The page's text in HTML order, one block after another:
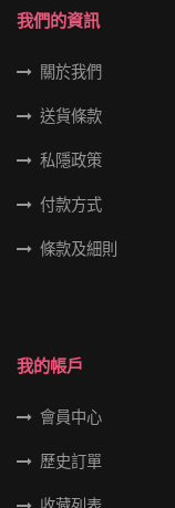
我們的資訊
關於我們
送貨條款
私隱政策
付款方式
條款及細則
我的帳戶
會員中心
歷史訂單